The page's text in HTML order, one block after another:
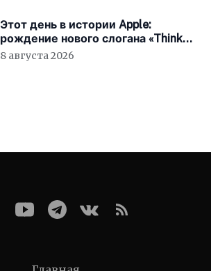
Этот день в истории Apple:
рождение нового слогана «Think
Different»
8 августа 2026